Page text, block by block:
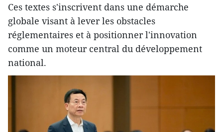
Ces textes s'inscrivent dans une démarche
globale visant à lever les obstacles
réglementaires et à positionner l'innovation
comme un moteur central du développement
national.